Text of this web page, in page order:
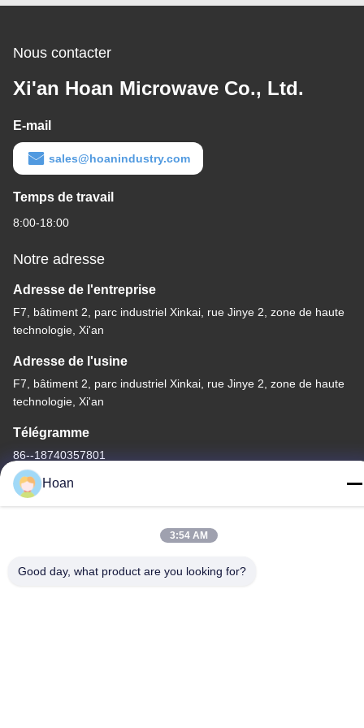
équipement d'extérieur,
précision, JZP-5.2
Nous contacter
Xi'an Hoan Microwave Co., Ltd.
E-mail
sales@hoanindustry.com
Temps de travail
8:00-18:00
Notre adresse
Adresse de l'entreprise
F7, bâtiment 2, parc industriel Xinkai, rue Jinye 2, zone de haute
technologie, Xi'an
Adresse de l'usine
F7, bâtiment 2, parc industriel Xinkai, rue Jinye 2, zone de haute
technologie, Xi'an
Télégramme
86--18740357801
Le fournisseur. 2024-2026 Xi'an Hoan Microwave Co., Ltd. . Tous
Hoan
3:54 AM
Good day, what product are you looking for?